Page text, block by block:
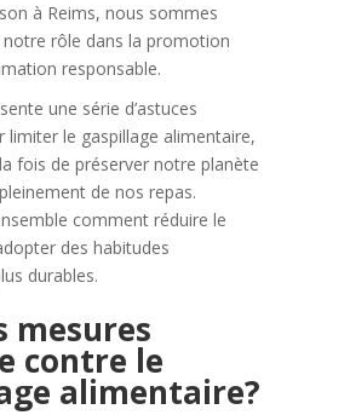
à Reims, nous sommes
notre rôle dans la promotion
responsable.
une série d’astuces
limiter le gaspillage alimentaire,
fois de préserver notre planète
de nos repas.
comment réduire le
des habitudes
durables.
mesures
contre le
alimentaire?